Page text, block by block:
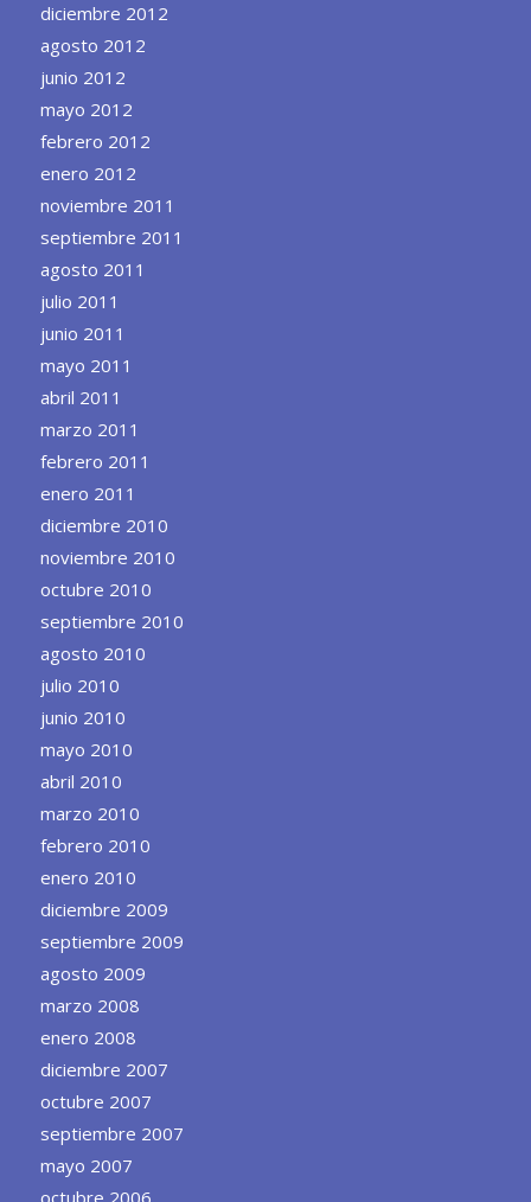
diciembre 2012
agosto 2012
junio 2012
mayo 2012
febrero 2012
enero 2012
noviembre 2011
septiembre 2011
agosto 2011
julio 2011
junio 2011
mayo 2011
abril 2011
marzo 2011
febrero 2011
enero 2011
diciembre 2010
noviembre 2010
octubre 2010
septiembre 2010
agosto 2010
julio 2010
junio 2010
mayo 2010
abril 2010
marzo 2010
febrero 2010
enero 2010
diciembre 2009
septiembre 2009
agosto 2009
marzo 2008
enero 2008
diciembre 2007
octubre 2007
septiembre 2007
mayo 2007